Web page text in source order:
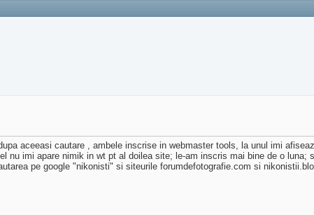
aceeasi cautare , ambele inscrise in webmaster tools, la unul imi
nu imi apare nimik in wt pt al doilea site; le-am inscris mai bine de o
pe google "nikonisti" si siteurile forumdefotografie.com si